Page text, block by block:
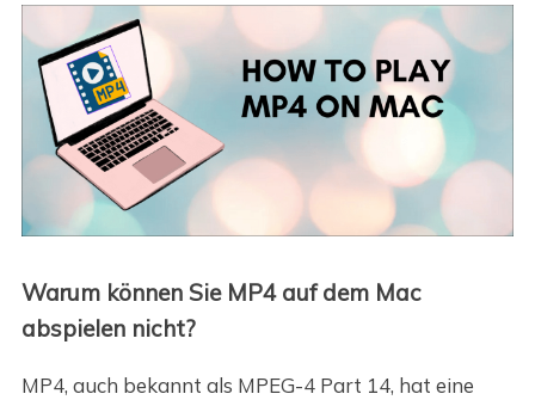
Warum können Sie MP4 auf dem Mac
abspielen nicht?
MP4, auch bekannt als MPEG-4 Part 14, hat eine